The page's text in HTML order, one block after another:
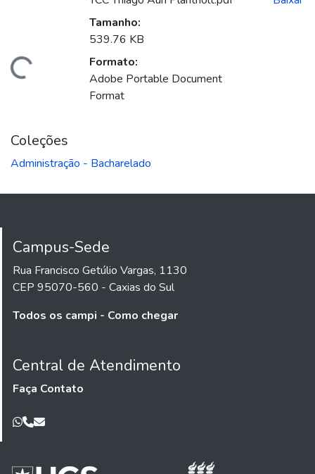
Tamanho:
539.76 KB
Formato:
Adobe Portable Document
Format
Coleções
Administração - Bacharelado
Campus-Sede
Rua Francisco Getúlio Vargas, 1130
CEP 95070-560 - Caxias do Sul
Todos os campi - Como chegar
Central de Atendimento
Faça Contato